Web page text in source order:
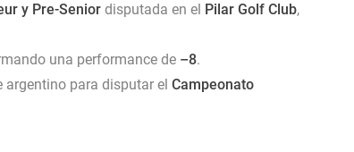
y Pre-Senior disputada en el Pilar Golf Club,
una performance de –8.
argentino para disputar el Campeonato